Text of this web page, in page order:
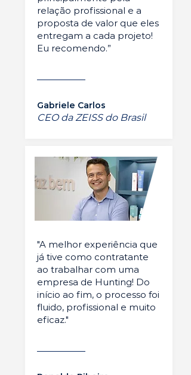
relação profissional e a
proposta de valor que eles
entregam a cada projeto!
Eu recomendo.”
Gabriele Carlos
CEO da ZEISS do Brasil
"A melhor experiência que
já tive como contratante
ao trabalhar com uma
empresa de Hunting! Do
início ao fim, o processo foi
fluido, profissional e muito
eficaz."